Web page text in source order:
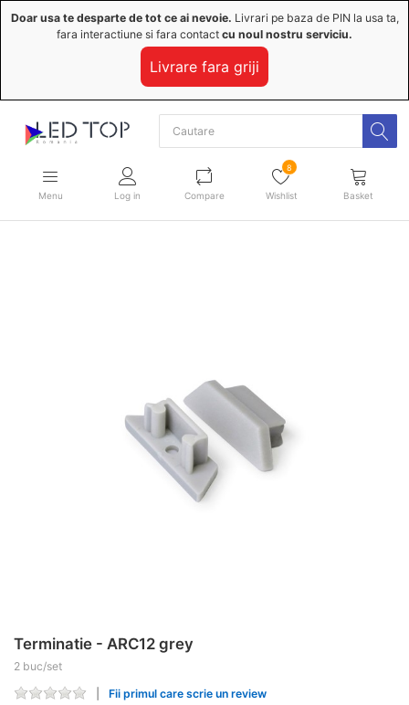
Doar usa te desparte de tot ce ai nevoie. Livrari pe baza de PIN la usa ta,
fara interactiune si fara contact cu noul nostru serviciu.
Livrare fara griji
Menu Log in Compare
8
Wishlist Basket
Terminatie - ARC12 grey
2 buc/set
Fii primul care scrie un review